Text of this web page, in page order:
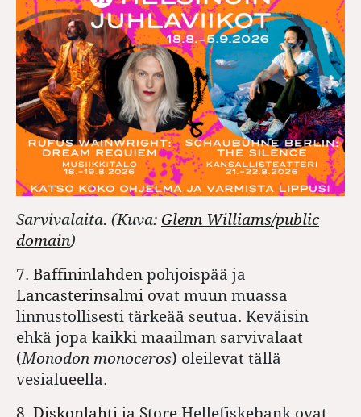
Sarvivalaita. (Kuva: Glenn Williams/public
domain)
7. Baffininlahden pohjoispää ja
Lancasterinsalmi ovat muun muassa
linnustollisesti tärkeää seutua. Keväisin
ehkä jopa kaikki maailman sarvivalaat
(Monodon monoceros) oleilevat tällä
vesialueella.
8. Diskonlahti ja Store Hellefiskebank ovat